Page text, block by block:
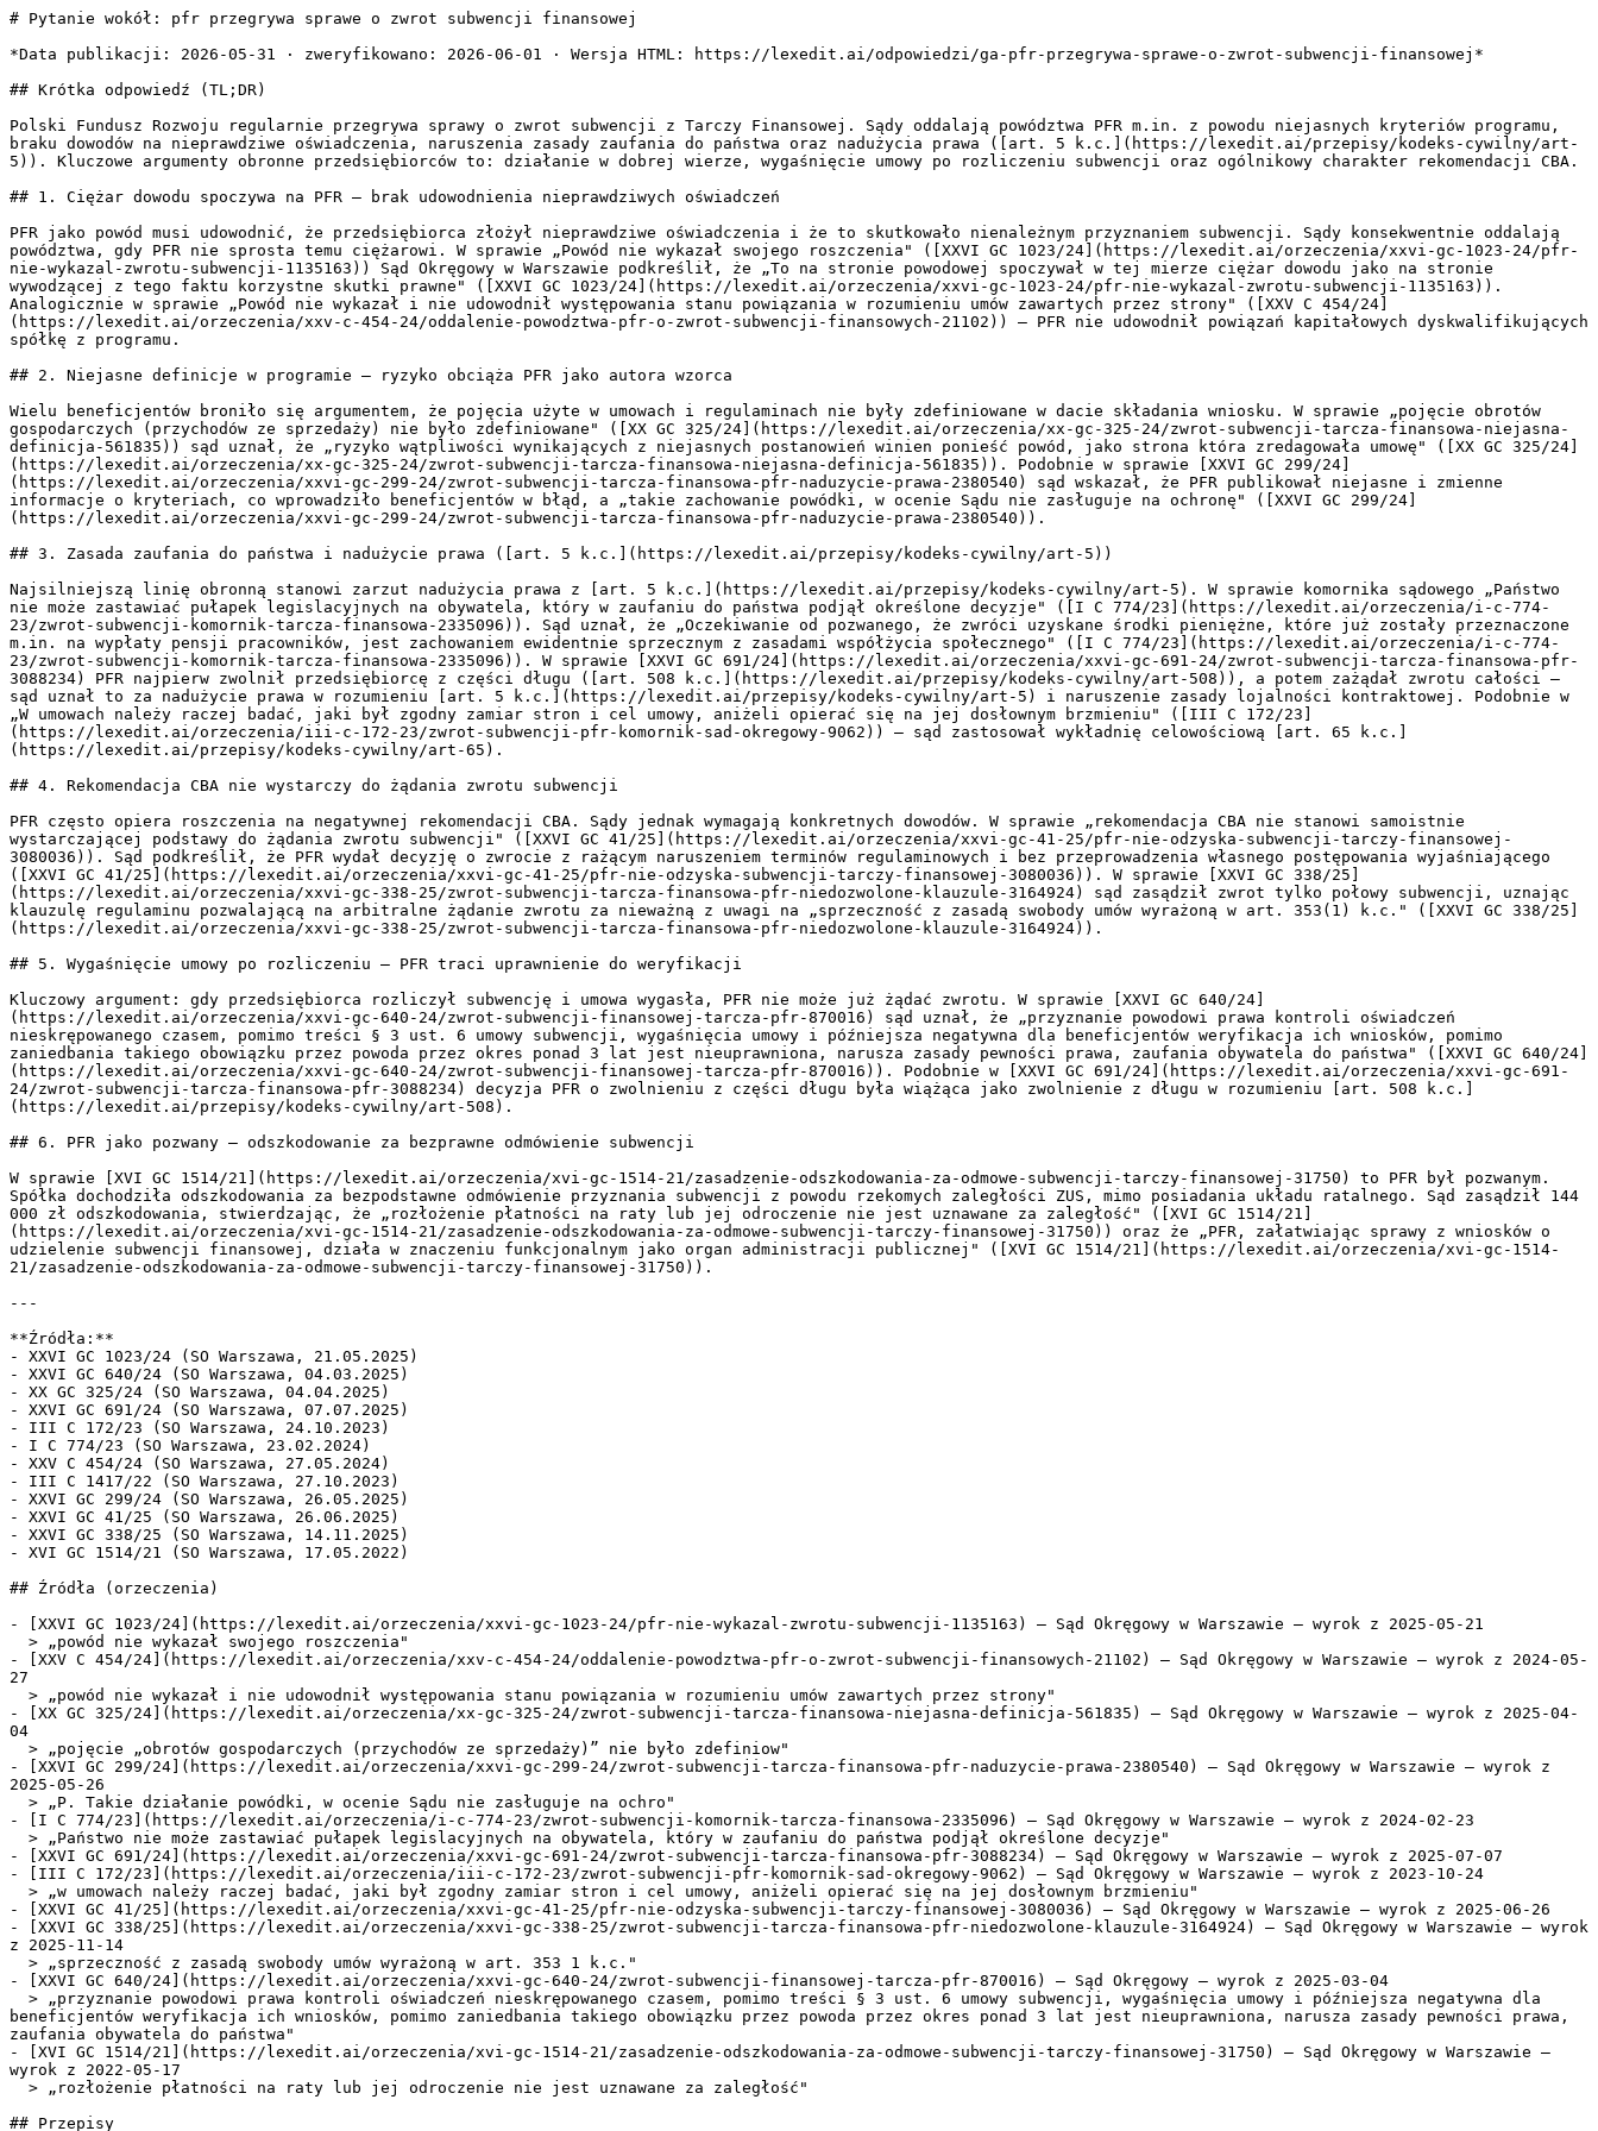
# Pytanie wokół: pfr przegrywa sprawe o zwrot subwencji finansowej

*Data publikacji: 2026-05-31 · zweryfikowano: 2026-06-01 · Wersja HTML: https://lexedit.ai/odpowiedzi/ga-pfr-przegrywa-sprawe-o-zwrot-subwencji-finansowej*

## Krótka odpowiedź (TL;DR)

Polski Fundusz Rozwoju regularnie przegrywa sprawy o zwrot subwencji z Tarczy Finansowej. Sądy oddalają powództwa PFR m.in. z powodu niejasnych kryteriów programu, braku dowodów na nieprawdziwe oświadczenia, naruszenia zasady zaufania do państwa oraz nadużycia prawa ([art. 5 k.c.](https://lexedit.ai/przepisy/kodeks-cywilny/art-5)). Kluczowe argumenty obronne przedsiębiorców to: działanie w dobrej wierze, wygaśnięcie umowy po rozliczeniu subwencji oraz ogólnikowy charakter rekomendacji CBA.

## 1. Ciężar dowodu spoczywa na PFR – brak udowodnienia nieprawdziwych oświadczeń

PFR jako powód musi udowodnić, że przedsiębiorca złożył nieprawdziwe oświadczenia i że to skutkowało nienależnym przyznaniem subwencji. Sądy konsekwentnie oddalają powództwa, gdy PFR nie sprosta temu ciężarowi. W sprawie „Powód nie wykazał swojego roszczenia" ([XXVI GC 1023/24](https://lexedit.ai/orzeczenia/xxvi-gc-1023-24/pfr-nie-wykazal-zwrotu-subwencji-1135163)) Sąd Okręgowy w Warszawie podkreślił, że „To na stronie powodowej spoczywał w tej mierze ciężar dowodu jako na stronie wywodzącej z tego faktu korzystne skutki prawne" ([XXVI GC 1023/24](https://lexedit.ai/orzeczenia/xxvi-gc-1023-24/pfr-nie-wykazal-zwrotu-subwencji-1135163)). Analogicznie w sprawie „Powód nie wykazał i nie udowodnił występowania stanu powiązania w rozumieniu umów zawartych przez strony" ([XXV C 454/24](https://lexedit.ai/orzeczenia/xxv-c-454-24/oddalenie-powodztwa-pfr-o-zwrot-subwencji-finansowych-21102)) – PFR nie udowodnił powiązań kapitałowych dyskwalifikujących spółkę z programu.

## 2. Niejasne definicje w programie – ryzyko obciąża PFR jako autora wzorca

Wielu beneficjentów broniło się argumentem, że pojęcia użyte w umowach i regulaminach nie były zdefiniowane w dacie składania wniosku. W sprawie „pojęcie obrotów gospodarczych (przychodów ze sprzedaży) nie było zdefiniowane" ([XX GC 325/24](https://lexedit.ai/orzeczenia/xx-gc-325-24/zwrot-subwencji-tarcza-finansowa-niejasna-definicja-561835)) sąd uznał, że „ryzyko wątpliwości wynikających z niejasnych postanowień winien ponieść powód, jako strona która zredagowała umowę" ([XX GC 325/24](https://lexedit.ai/orzeczenia/xx-gc-325-24/zwrot-subwencji-tarcza-finansowa-niejasna-definicja-561835)). Podobnie w sprawie [XXVI GC 299/24](https://lexedit.ai/orzeczenia/xxvi-gc-299-24/zwrot-subwencji-tarcza-finansowa-pfr-naduzycie-prawa-2380540) sąd wskazał, że PFR publikował niejasne i zmienne informacje o kryteriach, co wprowadziło beneficjentów w błąd, a „takie zachowanie powódki, w ocenie Sądu nie zasługuje na ochronę" ([XXVI GC 299/24](https://lexedit.ai/orzeczenia/xxvi-gc-299-24/zwrot-subwencji-tarcza-finansowa-pfr-naduzycie-prawa-2380540)).

## 3. Zasada zaufania do państwa i nadużycie prawa ([art. 5 k.c.](https://lexedit.ai/przepisy/kodeks-cywilny/art-5))

Najsilniejszą linię obronną stanowi zarzut nadużycia prawa z [art. 5 k.c.](https://lexedit.ai/przepisy/kodeks-cywilny/art-5). W sprawie komornika sądowego „Państwo nie może zastawiać pułapek legislacyjnych na obywatela, który w zaufaniu do państwa podjął określone decyzje" ([I C 774/23](https://lexedit.ai/orzeczenia/i-c-774-23/zwrot-subwencji-komornik-tarcza-finansowa-2335096)). Sąd uznał, że „Oczekiwanie od pozwanego, że zwróci uzyskane środki pieniężne, które już zostały przeznaczone m.in. na wypłaty pensji pracowników, jest zachowaniem ewidentnie sprzecznym z zasadami współżycia społecznego" ([I C 774/23](https://lexedit.ai/orzeczenia/i-c-774-23/zwrot-subwencji-komornik-tarcza-finansowa-2335096)). W sprawie [XXVI GC 691/24](https://lexedit.ai/orzeczenia/xxvi-gc-691-24/zwrot-subwencji-tarcza-finansowa-pfr-3088234) PFR najpierw zwolnił przedsiębiorcę z części długu ([art. 508 k.c.](https://lexedit.ai/przepisy/kodeks-cywilny/art-508)), a potem zażądał zwrotu całości – sąd uznał to za nadużycie prawa w rozumieniu [art. 5 k.c.](https://lexedit.ai/przepisy/kodeks-cywilny/art-5) i naruszenie zasady lojalności kontraktowej. Podobnie w „W umowach należy raczej badać, jaki był zgodny zamiar stron i cel umowy, aniżeli opierać się na jej dosłownym brzmieniu" ([III C 172/23](https://lexedit.ai/orzeczenia/iii-c-172-23/zwrot-subwencji-pfr-komornik-sad-okregowy-9062)) – sąd zastosował wykładnię celowościową [art. 65 k.c.](https://lexedit.ai/przepisy/kodeks-cywilny/art-65).

## 4. Rekomendacja CBA nie wystarczy do żądania zwrotu subwencji

PFR często opiera roszczenia na negatywnej rekomendacji CBA. Sądy jednak wymagają konkretnych dowodów. W sprawie „rekomendacja CBA nie stanowi samoistnie wystarczającej podstawy do żądania zwrotu subwencji" ([XXVI GC 41/25](https://lexedit.ai/orzeczenia/xxvi-gc-41-25/pfr-nie-odzyska-subwencji-tarczy-finansowej-3080036)). Sąd podkreślił, że PFR wydał decyzję o zwrocie z rażącym naruszeniem terminów regulaminowych i bez przeprowadzenia własnego postępowania wyjaśniającego ([XXVI GC 41/25](https://lexedit.ai/orzeczenia/xxvi-gc-41-25/pfr-nie-odzyska-subwencji-tarczy-finansowej-3080036)). W sprawie [XXVI GC 338/25](https://lexedit.ai/orzeczenia/xxvi-gc-338-25/zwrot-subwencji-tarcza-finansowa-pfr-niedozwolone-klauzule-3164924) sąd zasądził zwrot tylko połowy subwencji, uznając klauzulę regulaminu pozwalającą na arbitralne żądanie zwrotu za nieważną z uwagi na „sprzeczność z zasadą swobody umów wyrażoną w art. 353(1) k.c." ([XXVI GC 338/25](https://lexedit.ai/orzeczenia/xxvi-gc-338-25/zwrot-subwencji-tarcza-finansowa-pfr-niedozwolone-klauzule-3164924)).

## 5. Wygaśnięcie umowy po rozliczeniu – PFR traci uprawnienie do weryfikacji

Kluczowy argument: gdy przedsiębiorca rozliczył subwencję i umowa wygasła, PFR nie może już żądać zwrotu. W sprawie [XXVI GC 640/24](https://lexedit.ai/orzeczenia/xxvi-gc-640-24/zwrot-subwencji-finansowej-tarcza-pfr-870016) sąd uznał, że „przyznanie powodowi prawa kontroli oświadczeń nieskrępowanego czasem, pomimo treści § 3 ust. 6 umowy subwencji, wygaśnięcia umowy i późniejsza negatywna dla beneficjentów weryfikacja ich wniosków, pomimo zaniedbania takiego obowiązku przez powoda przez okres ponad 3 lat jest nieuprawniona, narusza zasady pewności prawa, zaufania obywatela do państwa" ([XXVI GC 640/24](https://lexedit.ai/orzeczenia/xxvi-gc-640-24/zwrot-subwencji-finansowej-tarcza-pfr-870016)). Podobnie w [XXVI GC 691/24](https://lexedit.ai/orzeczenia/xxvi-gc-691-24/zwrot-subwencji-tarcza-finansowa-pfr-3088234) decyzja PFR o zwolnieniu z części długu była wiążąca jako zwolnienie z długu w rozumieniu [art. 508 k.c.](https://lexedit.ai/przepisy/kodeks-cywilny/art-508).

## 6. PFR jako pozwany – odszkodowanie za bezprawne odmówienie subwencji

W sprawie [XVI GC 1514/21](https://lexedit.ai/orzeczenia/xvi-gc-1514-21/zasadzenie-odszkodowania-za-odmowe-subwencji-tarczy-finansowej-31750) to PFR był pozwanym. Spółka dochodziła odszkodowania za bezpodstawne odmówienie przyznania subwencji z powodu rzekomych zaległości ZUS, mimo posiadania układu ratalnego. Sąd zasądził 144 000 zł odszkodowania, stwierdzając, że „rozłożenie płatności na raty lub jej odroczenie nie jest uznawane za zaległość" ([XVI GC 1514/21](https://lexedit.ai/orzeczenia/xvi-gc-1514-21/zasadzenie-odszkodowania-za-odmowe-subwencji-tarczy-finansowej-31750)) oraz że „PFR, załatwiając sprawy z wniosków o udzielenie subwencji finansowej, działa w znaczeniu funkcjonalnym jako organ administracji publicznej" ([XVI GC 1514/21](https://lexedit.ai/orzeczenia/xvi-gc-1514-21/zasadzenie-odszkodowania-za-odmowe-subwencji-tarczy-finansowej-31750)).

---

**Źródła:**
- XXVI GC 1023/24 (SO Warszawa, 21.05.2025)
- XXVI GC 640/24 (SO Warszawa, 04.03.2025)
- XX GC 325/24 (SO Warszawa, 04.04.2025)
- XXVI GC 691/24 (SO Warszawa, 07.07.2025)
- III C 172/23 (SO Warszawa, 24.10.2023)
- I C 774/23 (SO Warszawa, 23.02.2024)
- XXV C 454/24 (SO Warszawa, 27.05.2024)
- III C 1417/22 (SO Warszawa, 27.10.2023)
- XXVI GC 299/24 (SO Warszawa, 26.05.2025)
- XXVI GC 41/25 (SO Warszawa, 26.06.2025)
- XXVI GC 338/25 (SO Warszawa, 14.11.2025)
- XVI GC 1514/21 (SO Warszawa, 17.05.2022)

## Źródła (orzeczenia)

- [XXVI GC 1023/24](https://lexedit.ai/orzeczenia/xxvi-gc-1023-24/pfr-nie-wykazal-zwrotu-subwencji-1135163) — Sąd Okręgowy w Warszawie — wyrok z 2025-05-21
  > „powód nie wykazał swojego roszczenia"
- [XXV C 454/24](https://lexedit.ai/orzeczenia/xxv-c-454-24/oddalenie-powodztwa-pfr-o-zwrot-subwencji-finansowych-21102) — Sąd Okręgowy w Warszawie — wyrok z 2024-05-27
  > „powód nie wykazał i nie udowodnił występowania stanu powiązania w rozumieniu umów zawartych przez strony"
- [XX GC 325/24](https://lexedit.ai/orzeczenia/xx-gc-325-24/zwrot-subwencji-tarcza-finansowa-niejasna-definicja-561835) — Sąd Okręgowy w Warszawie — wyrok z 2025-04-04
  > „pojęcie „obrotów gospodarczych (przychodów ze sprzedaży)” nie było zdefiniow"
- [XXVI GC 299/24](https://lexedit.ai/orzeczenia/xxvi-gc-299-24/zwrot-subwencji-tarcza-finansowa-pfr-naduzycie-prawa-2380540) — Sąd Okręgowy w Warszawie — wyrok z 2025-05-26
  > „P. Takie działanie powódki, w ocenie Sądu nie zasługuje na ochro"
- [I C 774/23](https://lexedit.ai/orzeczenia/i-c-774-23/zwrot-subwencji-komornik-tarcza-finansowa-2335096) — Sąd Okręgowy w Warszawie — wyrok z 2024-02-23
  > „Państwo nie może zastawiać pułapek legislacyjnych na obywatela, który w zaufaniu do państwa podjął określone decyzje"
- [XXVI GC 691/24](https://lexedit.ai/orzeczenia/xxvi-gc-691-24/zwrot-subwencji-tarcza-finansowa-pfr-3088234) — Sąd Okręgowy w Warszawie — wyrok z 2025-07-07
- [III C 172/23](https://lexedit.ai/orzeczenia/iii-c-172-23/zwrot-subwencji-pfr-komornik-sad-okregowy-9062) — Sąd Okręgowy w Warszawie — wyrok z 2023-10-24
  > „w umowach należy raczej badać, jaki był zgodny zamiar stron i cel umowy, aniżeli opierać się na jej dosłownym brzmieniu"
- [XXVI GC 41/25](https://lexedit.ai/orzeczenia/xxvi-gc-41-25/pfr-nie-odzyska-subwencji